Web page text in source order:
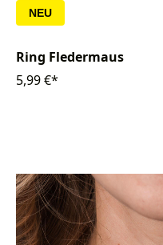
NEU
Ring Fledermaus
5,99 €*